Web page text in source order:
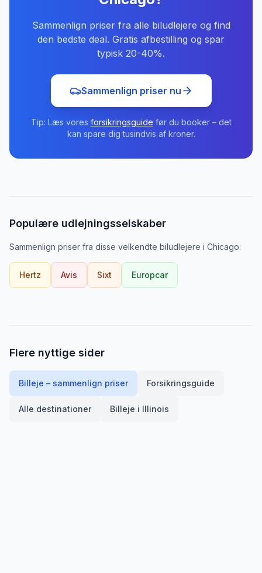
Sammenlign priser fra alle biludlejere og find
den bedste deal. Gratis afbestilling og spar
typisk 20-40%.
Sammenlign priser nu
Tip: Læs vores forsikringsguide før du booker – det
kan spare dig tusindvis af kroner.
Populære udlejningsselskaber
Sammenlign priser fra disse velkendte biludlejere i Chicago:
Hertz Avis Sixt Europcar
Flere nyttige sider
Billeje – sammenlign priser Forsikringsguide
Alle destinationer Billeje i Illinois